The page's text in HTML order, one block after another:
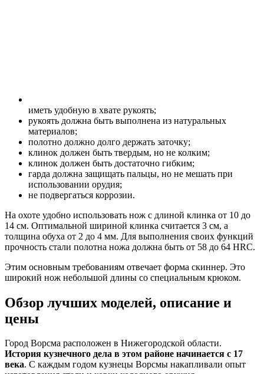
иметь удобную в хвате рукоять;
рукоять должна быть выполнена из натуральных
материалов;
полотно должно долго держать заточку;
клинок должен быть твердым, но не колким;
клинок должен быть достаточно гибким;
гарда должна защищать пальцы, но не мешать при
использовании орудия;
не подвергаться коррозии.
На охоте удобно использовать нож с длиной клинка от 10 до
14 см. Оптимальной шириной клинка считается 3 см, а
толщина обуха от 2 до 4 мм. Для выполнения своих функций
прочность стали полотна ножа должна быть от 58 до 64 HRC.
Этим основным требованиям отвечает форма скиннер. Это
широкий нож небольшой длины со специальным крюком.
Обзор лучших моделей, описание и
цены
Город Ворсма расположен в Нижегородской области.
История кузнечного дела в этом районе начинается с 17
века. С каждым годом кузнецы Ворсмы накапливали опыт